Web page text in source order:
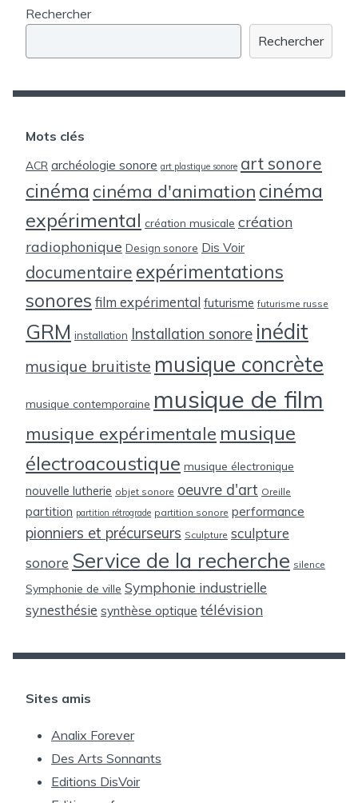
Rechercher
Rechercher
Mots clés
ACR archéologie sonore art plastique sonore art sonore
cinéma cinéma d'animation cinéma
expérimental création musicale création
radiophonique Design sonore Dis Voir
documentaire expérimentations
sonores film expérimental futurisme futurisme russe
GRM installation Installation sonore inédit
musique bruitiste musique concrète
musique contemporaine musique de film
musique expérimentale musique
électroacoustique musique électronique
nouvelle lutherie objet sonore oeuvre d'art Oreille
partition partition rétrograde partition sonore performance
pionniers et précurseurs Sculpture sculpture
sonore Service de la recherche silence
Symphonie de ville Symphonie industrielle
synesthésie synthèse optique télévision
Sites amis
Analix Forever
Des Arts Sonnants
Editions DisVoir